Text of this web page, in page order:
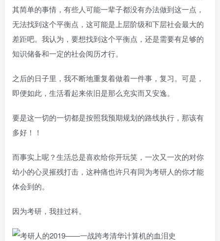
其简单的事情，有些人可能一辈子都没有办法做到这一点，
无法找到这个平衡点，这可能是上层阶级和下层社会最大的
差距吧。我认为，要想找到这个平衡点，还是需要有足够的
知识储备和一定的社会阅历才行。
之后的日子里，我不断地重复着做着一件事，复习。可是，
即便如此，生活看起来依旧是那么充实而又安逸。
要是这一切的一切都是按照我预期规划的路线执行，那该有
多好！！
而事实上呢？生活总是喜欢给你开玩笑，一次又一次的对你
幼小的心灵摧残打击，这种痛也许只有同为考研人的你才能
体会到的。
因为考研，我挂过科。